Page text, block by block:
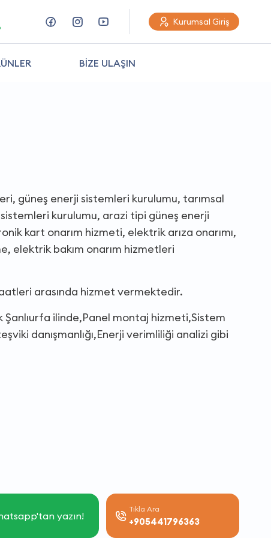
Kurumsal Giriş
BİZE ULAŞIN
güneş enerji sistemleri kurulumu, tarımsal
kurulumu, arazi tipi güneş enerji
kart onarım hizmeti, elektrik arıza onarımı,
elektrik bakım onarım hizmetleri
arasında hizmet vermektedir.
Şanlıurfa ilinde,Panel montaj hizmeti,Sistem
danışmanlığı,Enerji verimliliği analizi gibi
yazın!
Tıkla Ara
+905441796363